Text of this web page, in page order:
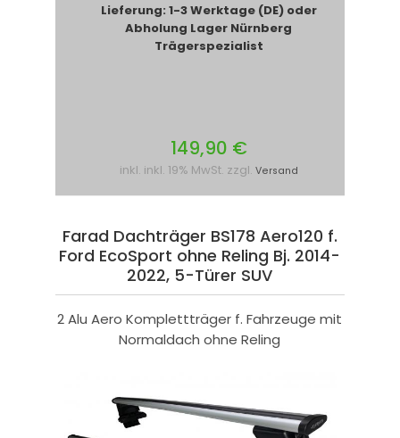
Lieferung: 1-3 Werktage (DE) oder
Abholung Lager Nürnberg
Trägerspezialist
149,90 €
inkl. inkl. 19% MwSt. zzgl. Versand
Farad Dachträger BS178 Aero120 f.
Ford EcoSport ohne Reling Bj. 2014-
2022, 5-Türer SUV
2 Alu Aero Komplettträger f. Fahrzeuge mit
Normaldach ohne Reling